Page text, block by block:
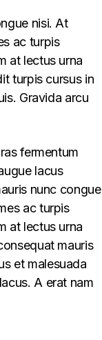
nisi. At
ac turpis
at lectus urna
turpis cursus in
Gravida arcu
fermentum
lacus
nunc congue
ac turpis
at lectus urna
mauris
et malesuada
A erat nam